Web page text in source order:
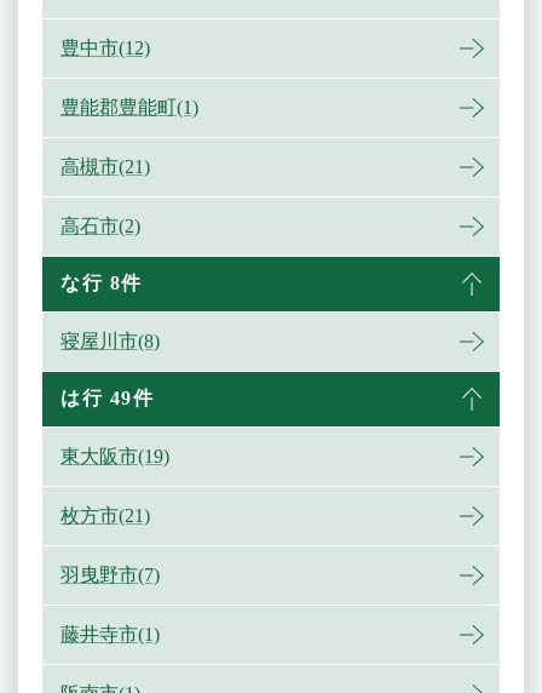
豊中市(12)
豊能郡豊能町(1)
高槻市(21)
高石市(2)
な行 8件
寝屋川市(8)
は行 49件
東大阪市(19)
枚方市(21)
羽曳野市(7)
藤井寺市(1)